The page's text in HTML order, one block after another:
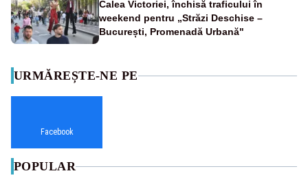
Calea Victoriei, închisă traficului în
weekend pentru „Străzi Deschise –
București, Promenadă Urbană"
URMĂREȘTE-NE PE
Facebook
POPULAR